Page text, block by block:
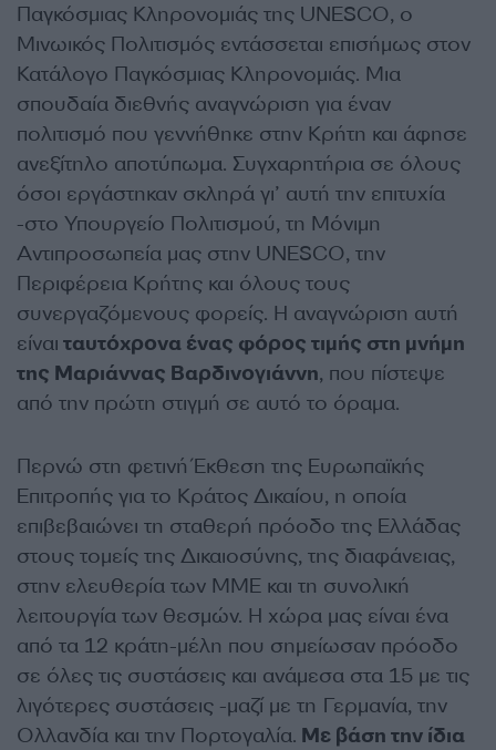
Παγκόσμιας Κληρονομιάς της UNESCO, ο
Μινωικός Πολιτισμός εντάσσεται επισήμως στον
Κατάλογο Παγκόσμιας Κληρονομιάς. Μια
σπουδαία διεθνής αναγνώριση για έναν
πολιτισμό που γεννήθηκε στην Κρήτη και άφησε
ανεξίτηλο αποτύπωμα. Συγχαρητήρια σε όλους
όσοι εργάστηκαν σκληρά γι’ αυτή την επιτυχία
-στο Υπουργείο Πολιτισμού, τη Μόνιμη
Αντιπροσωπεία μας στην UNESCO, την
Περιφέρεια Κρήτης και όλους τους
συνεργαζόμενους φορείς. Η αναγνώριση αυτή
είναι ταυτόχρονα ένας φόρος τιμής στη μνήμη
της Μαριάννας Βαρδινογιάννη, που πίστεψε
από την πρώτη στιγμή σε αυτό το όραμα.
Περνώ στη φετινή Έκθεση της Ευρωπαϊκής
Επιτροπής για το Κράτος Δικαίου, η οποία
επιβεβαιώνει τη σταθερή πρόοδο της Ελλάδας
στους τομείς της Δικαιοσύνης, της διαφάνειας,
στην ελευθερία των ΜΜΕ και τη συνολική
λειτουργία των θεσμών. Η χώρα μας είναι ένα
από τα 12 κράτη-μέλη που σημείωσαν πρόοδο
σε όλες τις συστάσεις και ανάμεσα στα 15 με τις
λιγότερες συστάσεις -μαζί με τη Γερμανία, την
Ολλανδία και την Πορτογαλία. Με βάση την ίδια